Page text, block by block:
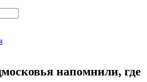
напомнили, где